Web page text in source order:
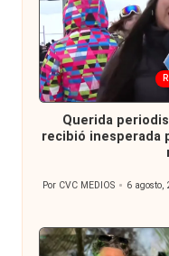
Publicada
en
Querida
recibió inesperada
Publicado
Por CVC MEDIOS 6 agosto,